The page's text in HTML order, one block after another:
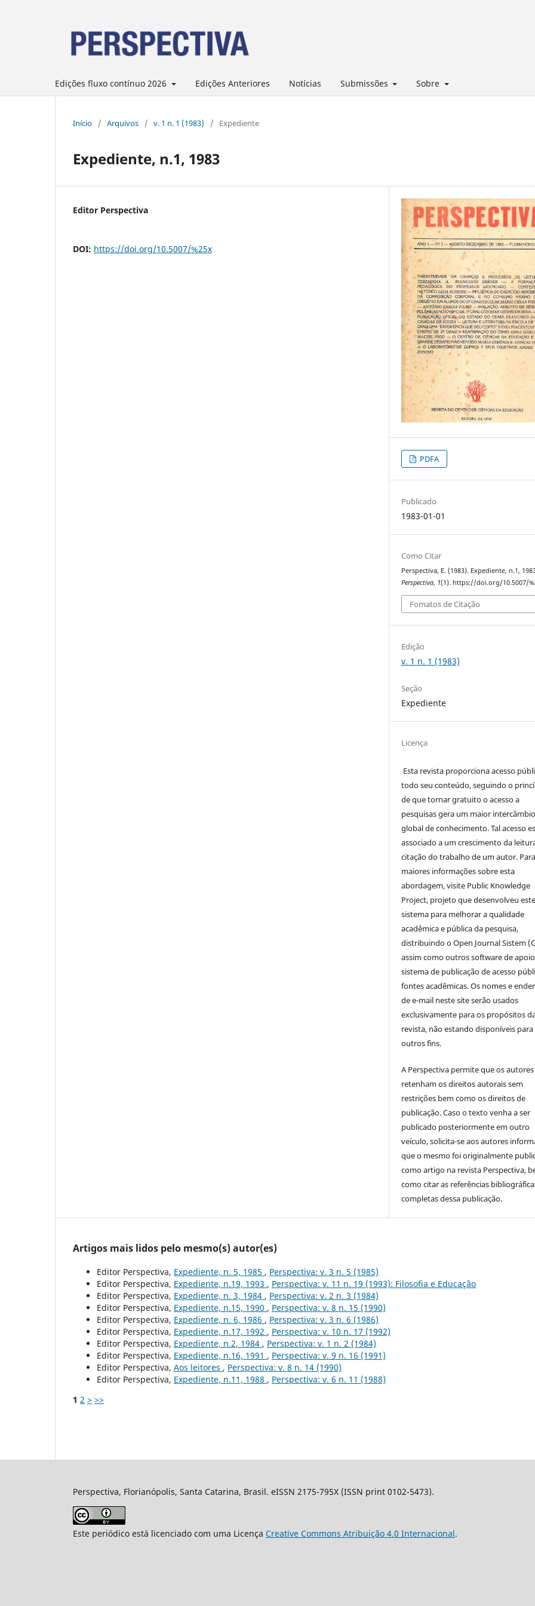
Edições fluxo contínuo 2026 Edições Anteriores Notícias Submissões Sobre
Início / Arquivos / v. 1 n. 1 (1983) / Expediente
Expediente, n.1, 1983
Editor Perspectiva
DOI: https://doi.org/10.5007/%25x
PDFA
Publicado
1983-01-01
Como Citar
Perspectiva, E. (1983). Expediente, n.1,
Perspectiva, 1(1). https://doi.org/10.5007/
Fomatos de Citação
Edição
v. 1 n. 1 (1983)
Seção
Expediente
Licença
Esta revista proporciona acesso
todo seu conteúdo, seguindo o
de que tornar gratuito o acesso a
pesquisas gera um maior intercâmbio
global de conhecimento. Tal acesso
associado a um crescimento da
citação do trabalho de um autor. Para
maiores informações sobre esta
abordagem, visite Public Knowledge
Project, projeto que desenvolveu este
sistema para melhorar a qualidade
acadêmica e pública da pesquisa,
distribuindo o Open Journal Sistem
assim como outros software de
sistema de publicação de acesso
fontes acadêmicas. Os nomes e
de e-mail neste site serão usados
exclusivamente para os propósitos
revista, não estando disponíveis para
outros fins.
A Perspectiva permite que os autores
retenham os direitos autorais sem
restrições bem como os direitos de
publicação. Caso o texto venha a ser
publicado posteriormente em outro
veículo, solicita-se aos autores
que o mesmo foi originalmente
como artigo na revista Perspectiva,
como citar as referências
completas dessa publicação.
Artigos mais lidos pelo mesmo(s) autor(es)
Editor Perspectiva, Expediente, n. 5, 1985 , Perspectiva: v. 3 n. 5 (1985)
Editor Perspectiva, Expediente, n.19, 1993 , Perspectiva: v. 11 n. 19 (1993): Filosofia e Educação
Editor Perspectiva, Expediente, n. 3, 1984 , Perspectiva: v. 2 n. 3 (1984)
Editor Perspectiva, Expediente, n.15, 1990 , Perspectiva: v. 8 n. 15 (1990)
Editor Perspectiva, Expediente, n. 6, 1986 , Perspectiva: v. 3 n. 6 (1986)
Editor Perspectiva, Expediente, n.17, 1992 , Perspectiva: v. 10 n. 17 (1992)
Editor Perspectiva, Expediente, n.2, 1984 , Perspectiva: v. 1 n. 2 (1984)
Editor Perspectiva, Expediente, n.16, 1991 , Perspectiva: v. 9 n. 16 (1991)
Editor Perspectiva, Aos leitores , Perspectiva: v. 8 n. 14 (1990)
Editor Perspectiva, Expediente, n.11, 1988 , Perspectiva: v. 6 n. 11 (1988)
1 2 > >>
Perspectiva, Florianópolis, Santa Catarina, Brasil. eISSN 2175-795X (ISSN print 0102-5473).
Este periódico está licenciado com uma Licença Creative Commons Atribuição 4.0 Internacional.